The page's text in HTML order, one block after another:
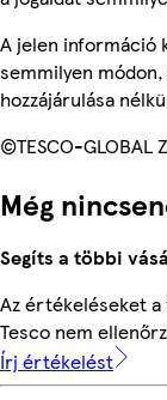
A jelen információ
semmilyen
hozzájárulása
©TESCO-GLOBAL
Még
Segíts a többi
Az értékeléseket
Tesco nem
Írj értékelést